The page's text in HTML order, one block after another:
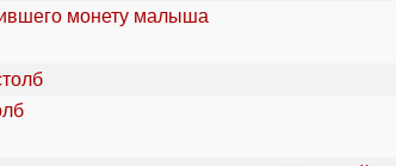
монету малыша